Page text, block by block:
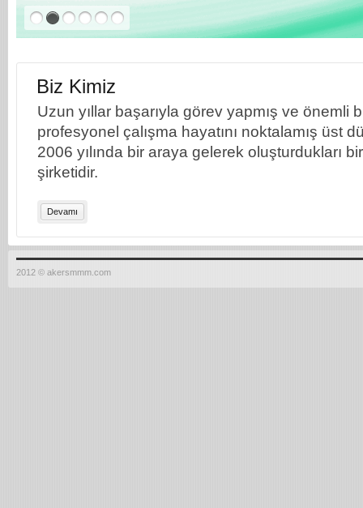
Biz Kimiz
Uzun yıllar başarıyla görev yapmış ve önemli
profesyonel çalışma hayatını noktalamış üst
2006 yılında bir araya gelerek oluşturdukları
şirketidir.
Devamı
2012 © akersmmm.com